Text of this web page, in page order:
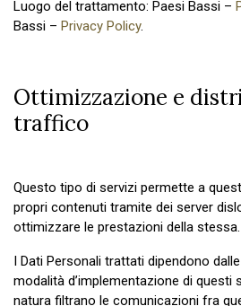
Luogo del trattamento: Paesi Bassi –
Bassi – Privacy Policy.
Ottimizzazione e
traffico
Questo tipo di servizi permette a
propri contenuti tramite dei server
ottimizzare le prestazioni della stessa.
I Dati Personali trattati dipendono
modalità d’implementazione di questi
natura filtrano le comunicazioni fra